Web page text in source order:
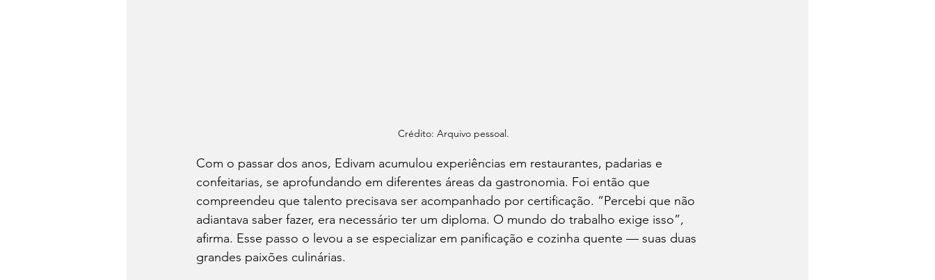
Crédito: Arquivo pessoal.
Com o passar dos anos, Edivam acumulou experiências em restaurantes, padarias e
confeitarias, se aprofundando em diferentes áreas da gastronomia. Foi então que
compreendeu que talento precisava ser acompanhado por certificação. “Percebi que não
adiantava saber fazer, era necessário ter um diploma. O mundo do trabalho exige isso”,
afirma. Esse passo o levou a se especializar em panificação e cozinha quente — suas duas
grandes paixões culinárias.